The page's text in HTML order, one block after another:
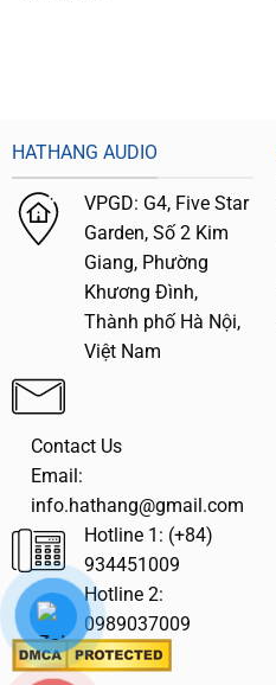
HATHANG AUDIO
VPGD: G4, Five Star
Garden, Số 2 Kim
Giang, Phường
Khương Đình,
Thành phố Hà Nội,
Việt Nam
Contact Us
Email:
info.hathang@gmail.com
Hotline 1: (+84)
934451009
Hotline 2:
0989037009